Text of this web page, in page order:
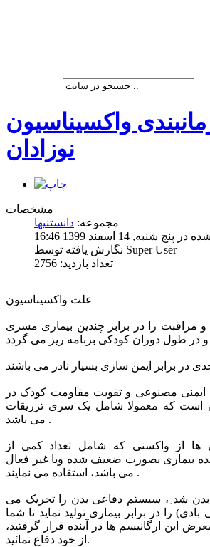
واکسیناسیون
نوزادان
مشخصات
مجموعه: دانستنیها
شنبه, 14 اسفند 1399 16:46
نگارش یافته توسط Super User
تعداد بازدید: 2756
علت واکسیناسیون
مراقبت را در برابر چندین بیماری مسری
مصنوعی و تقویت مقاومت کودک در
است که معمولا شامل یک سری تزریقات
می باشد .
ها از واکسنی که شامل تعداد کمی از
بیماری بصورت ضعیف شده ویا غیر فعال
می باشد، استفاده می نمایند .
شد ِ، سیستم دفاعی بدن را تحریک می
بادی) را در برابر بیماری تولید نماید تا شما
این ارگانیسم ها در آینده قرار گرفتید،
از خود دفاع نمائید.